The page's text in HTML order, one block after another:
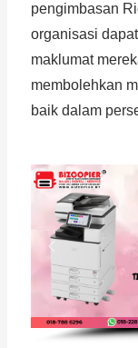
pengimbasan
organisasi
maklumat
membolehkan
baik dalam